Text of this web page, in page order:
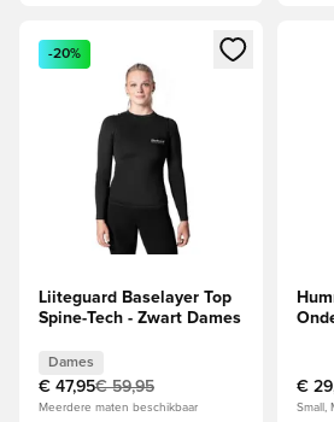
Opent een venster om in te loggen
-20%
Liiteguard Baselayer Top
Spine-Tech - Zwart Dames
Dames
€ 47,95€ 59,95
Meerdere maten beschikbaar
€
Small,